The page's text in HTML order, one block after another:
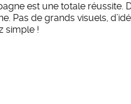
est une totale
Pas de grands visuels,
simple !